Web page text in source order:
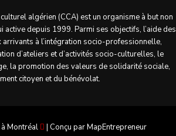
algérien (CCA) est un organisme à but non
active depuis 1999. Parmi ses objectifs, l’aide des
arrivants à l’intégration socio-professionnelle,
d’ateliers et d’activités socio-culturelles, le
la promotion des valeurs de solidarité sociale,
citoyen et du bénévolat.
Montréal | Conçu parMapEntrepreneur